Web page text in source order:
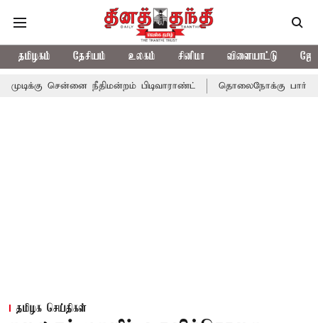
தமிழகம் தேசியம் உலகம் சினிமா விளையாட்டு
நீதிமன்றம் பிடிவாராண்ட் தொலைநோக்கு பார்வையுடன்
தமிழக செய்திகள்